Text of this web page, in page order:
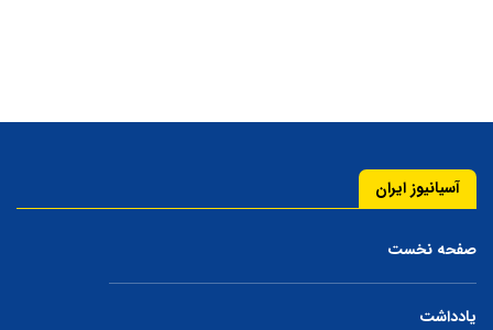
آسیانیوز ایران
صفحه نخست
یادداشت